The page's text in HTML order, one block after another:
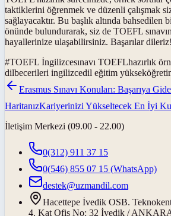
taktiklerini öğrenmek ve düzenli çalışmak
sağlayacaktır. Bu başlık altında bahsedilen
önünde bulundurarak, siz de TOEFL
hayallerinize ulaşabilirsiniz. Başarılar dileriz!
#TOEFL İngilizcesınavı TOEFLhazırlık
dilbecerileri ingilizcedil eğitim
Erasmus Sınavı Konuları: Başarıya
HaritanızKariyerinizi Yükseltecek En İyi
İletişim Merkezi (09.00 - 22.00)
0(312) 911 37 15
0(546) 855 07 15 (WhatsApp)
destek@uzmandil.com
Hacettepe İvedik OSB.
4. Kat Ofis No: 32 İvedik /